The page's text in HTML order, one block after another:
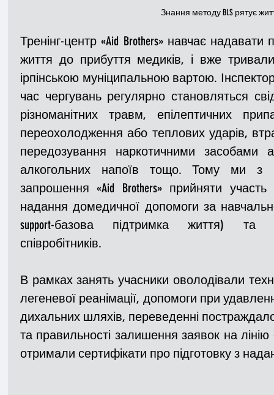
Знання методу BLS рятує
Тренінг-центр «Aid Brothers» навчає
життя до прибуття медиків, і вже
ірпінською муніципальною вартою.
час чергувань регулярно становляться
різноманітних травм, епілептичних
переохолодження або теплових ударів,
передозування наркотичними засобами
алкогольних напоїв тощо. Тому ми з
запрошення «Aid Brothers» прийняти
надання домедичної допомоги за
support-базова підтримка життя) та
співробітників.
В рамках занять учасники оволодівали
легеневої реанімації, допомоги при
дихальних шляхів, переведенні
та правильності залишення заявок на лінію
отримали сертифікати про підготовку з